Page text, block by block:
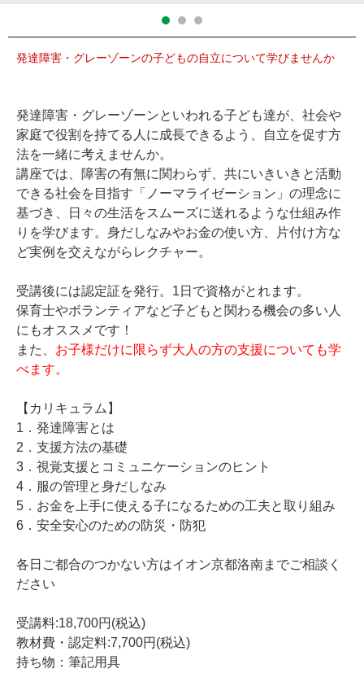
発達障害・グレーゾーンの子どもの自立について学びませんか
発達障害・グレーゾーンといわれる子ども達が、社会や
家庭で役割を持てる人に成長できるよう、自立を促す方
法を一緒に考えませんか。
講座では、障害の有無に関わらず、共にいきいきと活動
できる社会を目指す「ノーマライゼーション」の理念に
基づき、日々の生活をスムーズに送れるような仕組み作
りを学びます。身だしなみやお金の使い方、片付け方な
ど実例を交えながらレクチャー。
受講後には認定証を発行。1日で資格がとれます。
保育士やボランティアなど子どもと関わる機会の多い人
にもオススメです！
また、 お子様だけに限らず大人の方の支援についても学
べます。
【カリキュラム】
1．発達障害とは
2．支援方法の基礎
3．視覚支援とコミュニケーションのヒント
4．服の管理と身だしなみ
5．お金を上手に使える子になるための工夫と取り組み
6．安全安心のための防災・防犯
各日ご都合のつかない方はイオン京都洛南までご相談く
ださい
受講料:18,700円(税込)
教材費・認定料:7,700円(税込)
持ち物：筆記用具